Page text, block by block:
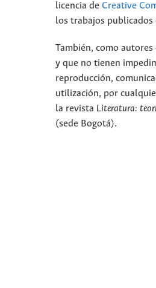
licencia de Creative
los trabajos publicados
También, como
y que no tienen
reproducción,
utilización, por
la revista Literatura:
(sede Bogotá).